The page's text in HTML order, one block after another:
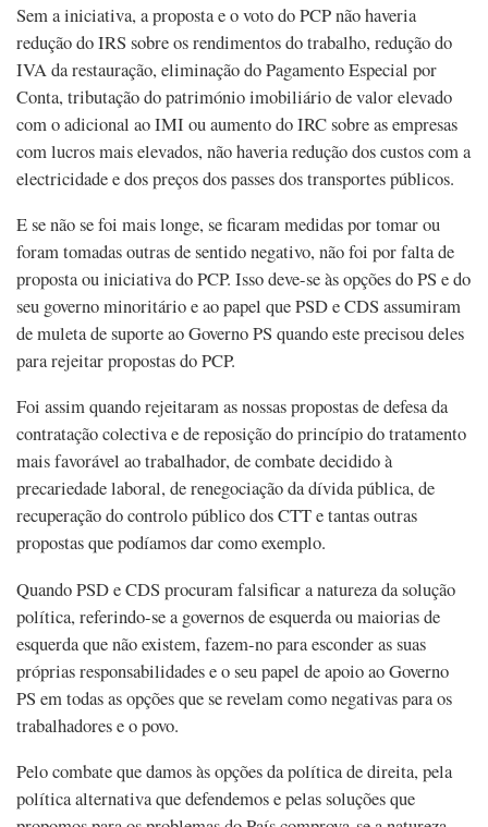
Sem a iniciativa, a proposta e o voto do PCP não haveria
redução do IRS sobre os rendimentos do trabalho, redução do
IVA da restauração, eliminação do Pagamento Especial por
Conta, tributação do património imobiliário de valor elevado
com o adicional ao IMI ou aumento do IRC sobre as empresas
com lucros mais elevados, não haveria redução dos custos com a
electricidade e dos preços dos passes dos transportes públicos.
E se não se foi mais longe, se ficaram medidas por tomar ou
foram tomadas outras de sentido negativo, não foi por falta de
proposta ou iniciativa do PCP. Isso deve-se às opções do PS e do
seu governo minoritário e ao papel que PSD e CDS assumiram
de muleta de suporte ao Governo PS quando este precisou deles
para rejeitar propostas do PCP.
Foi assim quando rejeitaram as nossas propostas de defesa da
contratação colectiva e de reposição do princípio do tratamento
mais favorável ao trabalhador, de combate decidido à
precariedade laboral, de renegociação da dívida pública, de
recuperação do controlo público dos CTT e tantas outras
propostas que podíamos dar como exemplo.
Quando PSD e CDS procuram falsificar a natureza da solução
política, referindo-se a governos de esquerda ou maiorias de
esquerda que não existem, fazem-no para esconder as suas
próprias responsabilidades e o seu papel de apoio ao Governo
PS em todas as opções que se revelam como negativas para os
trabalhadores e o povo.
Pelo combate que damos às opções da política de direita, pela
política alternativa que defendemos e pelas soluções que